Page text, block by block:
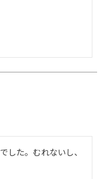
した。むれないし、